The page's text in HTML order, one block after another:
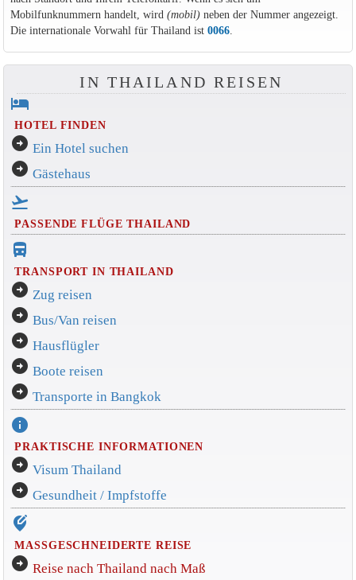
Mobilfunknummern handelt, wird (mobil)neben der Nummer angezeigt.
Die internationale Vorwahl für Thailand ist 0066.
IN THAILAND REISEN
hotel
HOTEL FINDEN
arrow_circle_right Ein Hotel suchen
arrow_circle_right Gästehaus
flight_takeoff
PASSENDE FLÜGE THAILAND
directions_bus_filled
TRANSPORT IN THAILAND
arrow_circle_right Zug reisen
arrow_circle_right Bus/Van reisen
arrow_circle_right Hausflügler
arrow_circle_right Boote reisen
arrow_circle_right Transporte in Bangkok
info
PRAKTISCHE INFORMATIONEN
arrow_circle_right Visum Thailand
arrow_circle_right Gesundheit / Impfstoffe
edit_location_alt
MASSGESCHNEIDERTE REISE
arrow_circle_right Reise nach Thailand nach Maß